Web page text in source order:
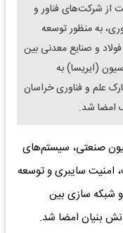
از شرکت‌های فناور و
به منظور توسعه
و صنایع معدنی بین
(ایریسا) به
علم و فناوری خراسان
امضا شد.
صنعتی، سیستم‌های
امنیت سایبری و توسعه
شبکه سازی بین
بنیان امضا شد.